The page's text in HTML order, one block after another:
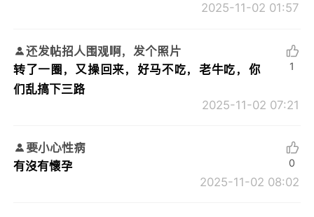
2025-11-02 01:57
还发帖招人围观啊，发个照片
转了一圈，又操回来，好马不吃，老牛吃，你
们乱搞下三路
2025-11-02 07:21
1
要小心性病
有沒有懷孕
2025-11-02 08:02
0